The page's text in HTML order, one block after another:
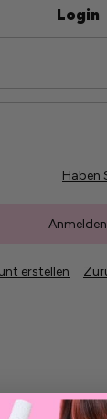
Login
Haben
erstellen